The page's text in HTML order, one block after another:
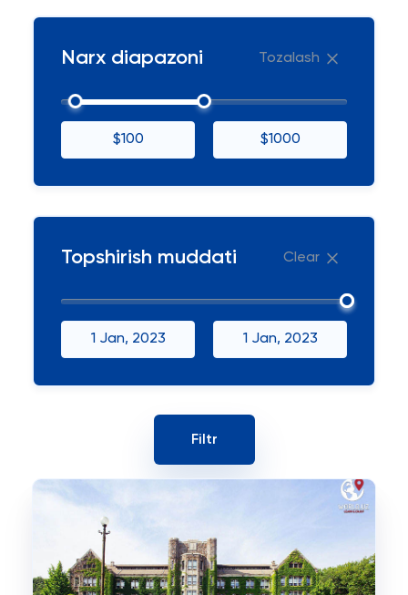
Narx diapazoni Tozalash
$100 $1000
Topshirish muddati Clear
1 Jan, 2023 1 Jan, 2023